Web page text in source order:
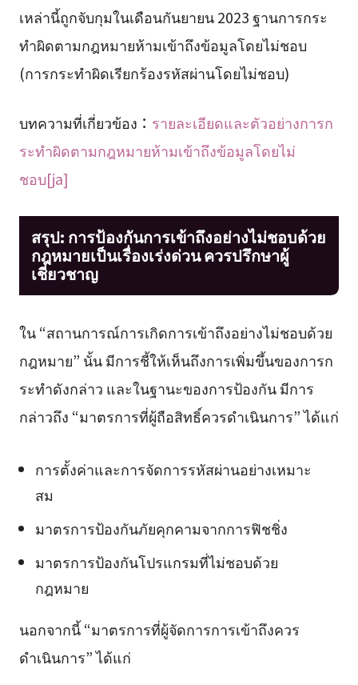
เหล่านี้ถูกจับกุมในเดือนกันยายน 2023 ฐานการกระ
ทำผิดตามกฎหมายห้ามเข้าถึงข้อมูลโดยไม่ชอบ
(การกระทำผิดเรียกร้องรหัสผ่านโดยไม่ชอบ)
บทความที่เกี่ยวข้อง： รายละเอียดและตัวอย่างการก
ระทำผิดตามกฎหมายห้ามเข้าถึงข้อมูลโดยไม่
ชอบ[ja]
สรุป: การป้องกันการเข้าถึงอย่างไม่ชอบด้วย
กฎหมายเป็นเรื่องเร่งด่วน ควรปรึกษาผู้
เชี่ยวชาญ
ใน “สถานการณ์การเกิดการเข้าถึงอย่างไม่ชอบด้วย
กฎหมาย” นั้น มีการชี้ให้เห็นถึงการเพิ่มขึ้นของการก
ระทำดังกล่าว และในฐานะของการป้องกัน มีการ
กล่าวถึง “มาตรการที่ผู้ถือสิทธิ์ควรดำเนินการ” ได้แก่
การตั้งค่าและการจัดการรหัสผ่านอย่างเหมาะ
สม
มาตรการป้องกันภัยคุกคามจากการฟิชชิ่ง
มาตรการป้องกันโปรแกรมที่ไม่ชอบด้วย
กฎหมาย
นอกจากนี้ “มาตรการที่ผู้จัดการการเข้าถึงควร
ดำเนินการ” ได้แก่